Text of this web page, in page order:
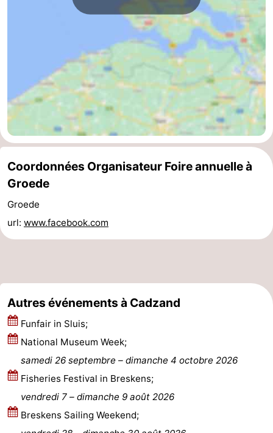
Route
-
Médicales
Région
Zeeland
Walcheren
Domburg
-
Zoutelande
Vlissingen
-
Middelburg
Zeeuws-
Coordonnées Organisateur Foire annuelle à
Groede
Groede
url: www.facebook.com
Autres événements à Cadzand
Funfair in Sluis;
National Museum Week;
samedi 26 septembre –
dimanche 4 octobre 2026
Fisheries Festival in Breskens;
vendredi 7 –
dimanche 9 août 2026
Breskens Sailing Weekend;